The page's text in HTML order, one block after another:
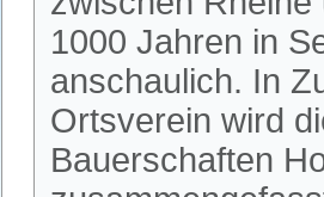
1000 Jahren in
anschaulich. In
Ortsverein wird
Bauerschaften